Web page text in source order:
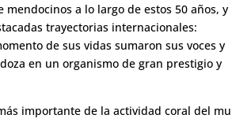
a lo largo de estos 50 años, y
trayectorias internacionales:
de sus vidas sumaron sus voces y
en un organismo de gran prestigio y
importante de la actividad coral del